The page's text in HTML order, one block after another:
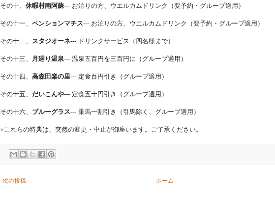
その十、 休暇村南阿蘇--- お泊りの方、ウエルカムドリンク（要予約・グループ適用）
その十一、 ペンションマチス--- お泊りの方、ウエルカムドリンク（要予約・グループ適用）
その十二、 スタジオーネ--- ドリンクサービス（四名様まで）
その十三、 月廻り温泉--- 温泉五百円を三百円に（グループ適用）
その十四、 高森田楽の里--- 定食百円引き（グループ適用）
その十五、 だいこんや--- 定食五十円引き（グループ適用）
その十六、 ブルーグラス--- 乗馬一割引き（引馬除く、グループ適用）
※これらの特典は、突然の変更・中止が御座います。ご了承ください。
次の投稿 ホーム